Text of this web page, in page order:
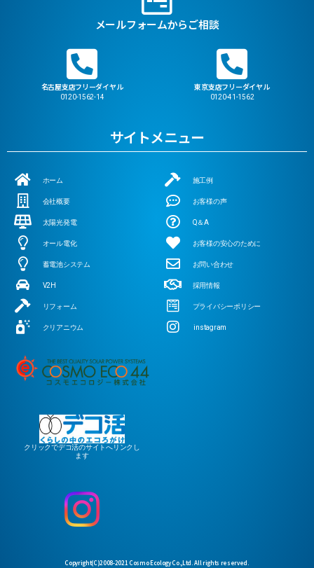
メールフォームからご相談
名古屋支店フリーダイヤル
0120-1562-14
東京支店フリーダイヤル
0120-41-1562
サイトメニュー
ホーム
会社概要
太陽光発電
オール電化
蓄電池システム
V2H
リフォーム
クリアニウム
施工例
お客様の声
Q＆A
お客様の安心のために
お問い合わせ
採用情報
プライバシーポリシー
instagram
クリックでデコ活のサイトへリンクし
ます
Copyright(C)2008-2021 Cosmo Ecology Co.,Ltd. All rights reserved.